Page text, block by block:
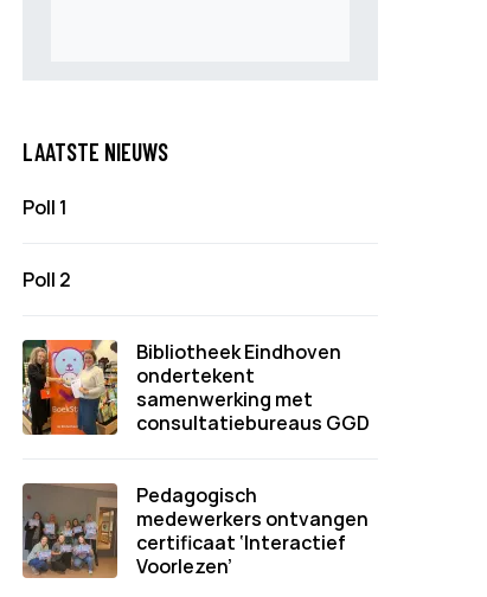
LAATSTE NIEUWS
Poll 1
Poll 2
Bibliotheek Eindhoven
ondertekent
samenwerking met
consultatiebureaus GGD
Pedagogisch
medewerkers ontvangen
certificaat ‘Interactief
Voorlezen’